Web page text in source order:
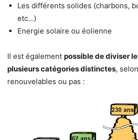
Les différents solides (charbons,
etc…)
Energie solaire ou éolienne
Il est également possible de diviser
plusieurs catégories distinctes,
renouvelables ou pas :